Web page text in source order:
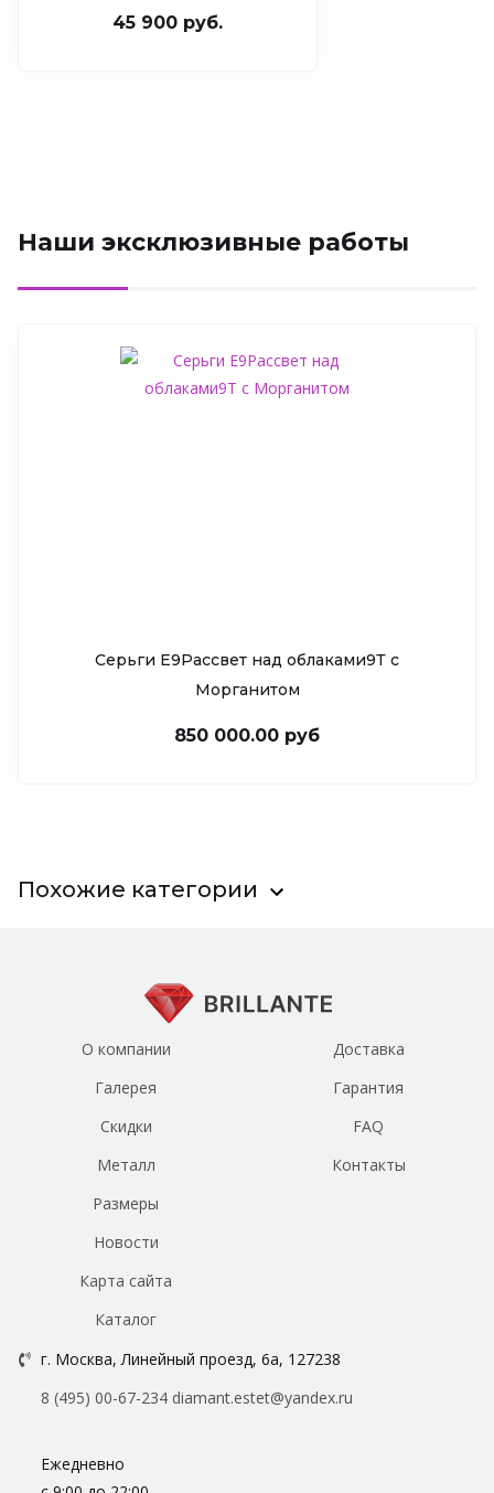
45 900 руб.
Наши эксклюзивные работы
Серьги Е9Рассвет над облаками9Т c
Морганитом
850 000.00 руб
Похожие категории
О компании
Галерея
Скидки
Металл
Размеры
Новости
Доставка
Гарантия
FAQ
Контакты
Карта сайта
Каталог
г. Москва, Линейный проезд, 6а, 127238
8 (495) 00-67-234 diamant.estet@yandex.ru
Ежедневно